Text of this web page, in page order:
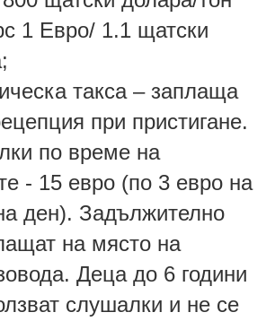
1 Евро/ 1.1 щатски
такса – заплаща
при пристигане.
по време на
- 15 евро (по 3 евро на
ден). Задължително
на място на
Деца до 6 години
слушалки и не се